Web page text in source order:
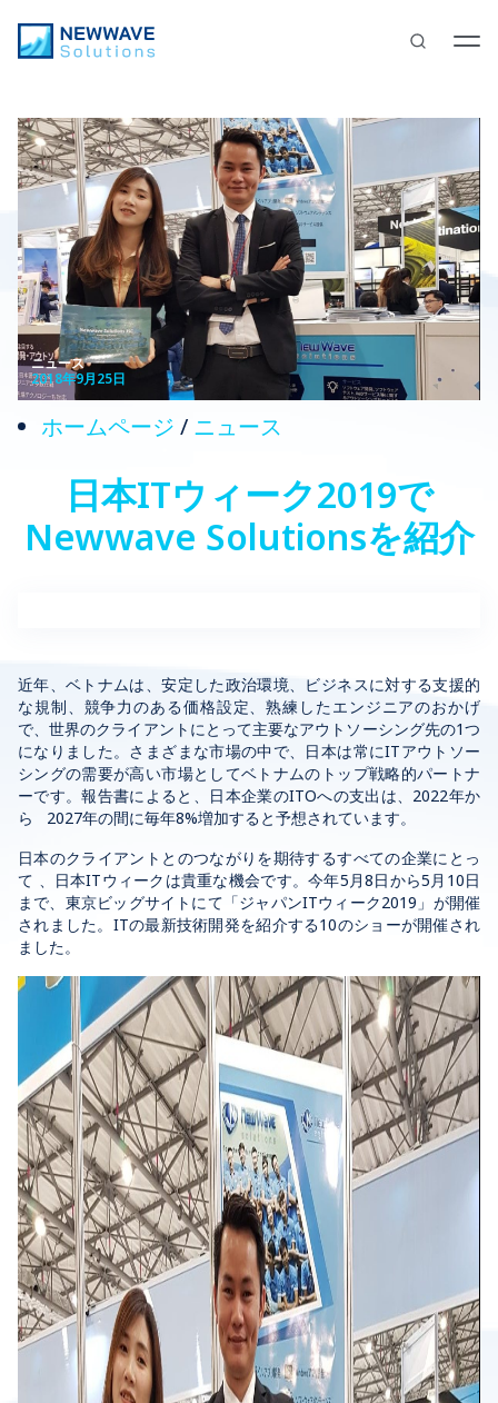
ニュース
2018年9月25日
ホームページ / ニュース
日本ITウィーク2019で
Newwave Solutionsを紹介
近年、ベトナムは、安定した政治環境、ビジネスに対する支援的
な規制、競争力のある価格設定、熟練したエンジニアのおかげ
で、世界のクライアントにとって主要なアウトソーシング先の1つ
になりました。さまざまな市場の中で、日本は常にITアウトソー
シングの需要が高い市場としてベトナムのトップ戦略的パートナ
ーです。報告書によると、日本企業のITOへの支出は、2022年か
ら 2027年の間に毎年8%増加すると予想されています。
日本のクライアントとのつながりを期待するすべての企業にとっ
て 、日本ITウィークは貴重な機会です。今年5月8日から5月10日
まで、東京ビッグサイトにて「ジャパンITウィーク2019」が開催
されました。ITの最新技術開発を紹介する10のショーが開催され
ました。